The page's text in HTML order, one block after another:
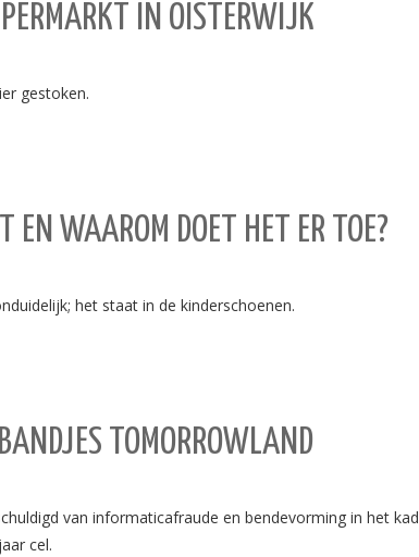
IN OISTERWIJK
gestoken.
EN WAAROM DOET HET ER TOE?
het staat in de kinderschoenen.
TOMORROWLAND
van informaticafraude en bendevorming in het
cel.